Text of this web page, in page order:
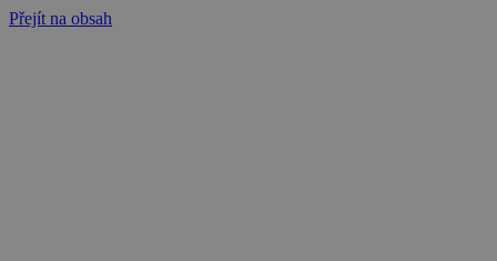
Přejít na obsah